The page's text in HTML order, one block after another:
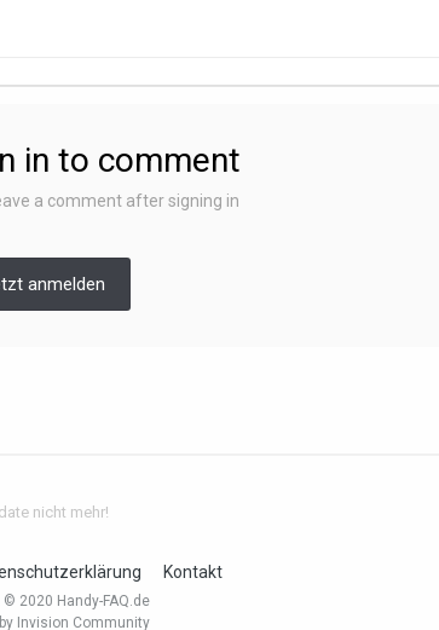
in to comment
a comment after signing in
anmelden
nicht mehr!
Kontakt
© 2020 Handy-FAQ.de
Invision Community